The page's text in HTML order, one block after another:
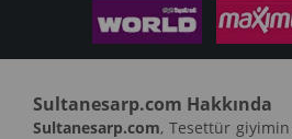
Sultanesarp.com Hakkında
Sultanesarp.com, Tesettür